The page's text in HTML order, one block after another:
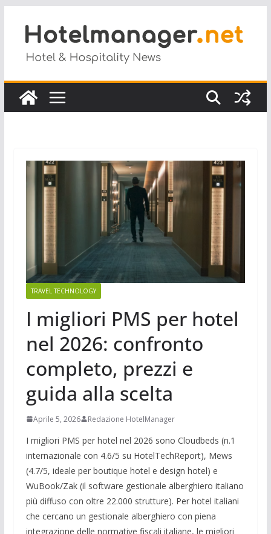
TRAVEL TECHNOLOGY
I migliori PMS per hotel
nel 2026: confronto
completo, prezzi e
guida alla scelta
Aprile 5, 2026 Redazione HotelManager
I migliori PMS per hotel nel 2026 sono Cloudbeds (n.1
internazionale con 4.6/5 su HotelTechReport), Mews
(4.7/5, ideale per boutique hotel e design hotel) e
WuBook/Zak (il software gestionale alberghiero italiano
più diffuso con oltre 22.000 strutture). Per hotel italiani
che cercano un gestionale alberghiero con piena
integrazione delle normative fiscali italiane, le migliori